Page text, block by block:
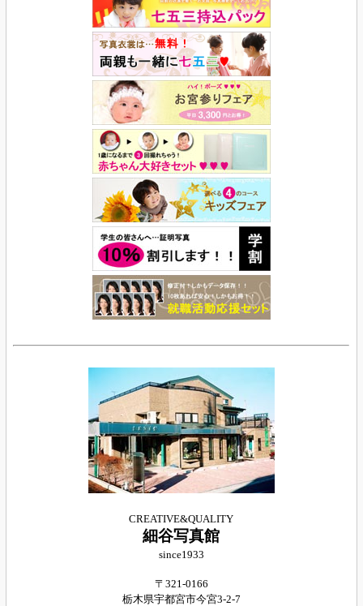
CREATIVE&QUALITY
細谷写真館
since1933
〒321-0166
栃木県宇都宮市今宮3-2-7